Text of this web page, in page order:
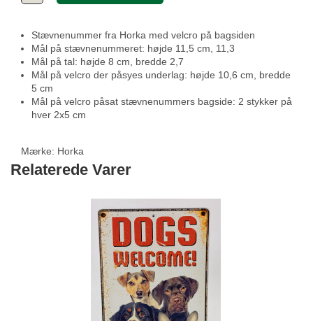
Stævnenummer fra Horka med velcro på bagsiden
Mål på stævnenummeret: højde 11,5 cm, 11,3
Mål på tal: højde 8 cm, bredde 2,7
Mål på velcro der påsyes underlag: højde 10,6 cm, bredde
5 cm
Mål på velcro påsat stævnenummers bagside: 2 stykker på
hver 2x5 cm
Mærke: Horka
Relaterede Varer